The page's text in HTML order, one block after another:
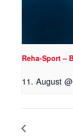
Reha-Sport –
11. August